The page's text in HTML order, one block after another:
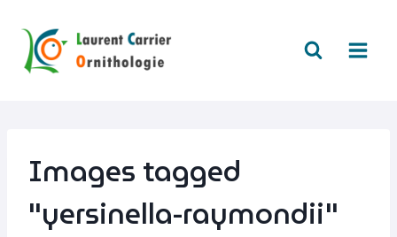
contenu
Images tagged
"yersinella-raymondii"